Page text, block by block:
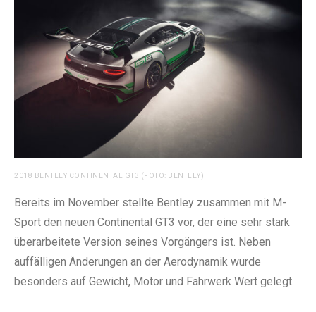
2018 BENTLEY CONTINENTAL GT3 (FOTO: BENTLEY)
Bereits im November stellte Bentley zusammen mit M-
Sport den neuen Continental GT3 vor, der eine sehr stark
überarbeitete Version seines Vorgängers ist. Neben
auffälligen Änderungen an der Aerodynamik wurde
besonders auf Gewicht, Motor und Fahrwerk Wert gelegt.